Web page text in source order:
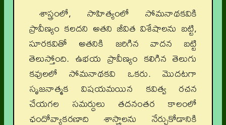
శాస్త్రంలో, సాహిత్యంలో సోమనాథకవికి
ప్రావీణ్యం కలదని అతని జీవిత విశేషాలను బట్టి,
సూరకవితో అతనికి జరిగిన వాదన బట్టి
తెలుస్తోంది. ఉభయ ప్రావీణ్యం కలిగిన తెలుగు
కవులలో సోమనాథకవి ఒకరు. మొదటగా
సృజనాత్మక విషయమయిన కవిత్వ రచన
చేయగల సమర్ధులు తదనంతర కాలంలో
ఛందోవ్యాకరణాది శాస్త్రాలను నేర్చుకోడానికి